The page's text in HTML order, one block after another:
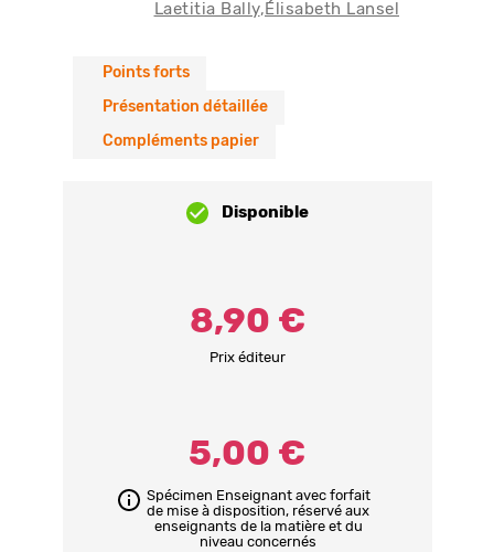
Laetitia Bally Élisabeth Lansel
Points forts
Présentation détaillée
Compléments papier
Disponible
Prix éditeur
8,90 €
Spécimen Enseignant avec forfait
de mise à disposition, réservé aux
enseignants de la matière et du
niveau concernés
5,00 €